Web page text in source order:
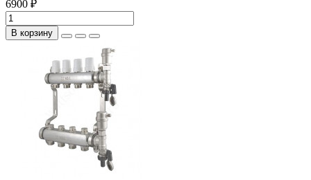
6900 ₽
В корзину